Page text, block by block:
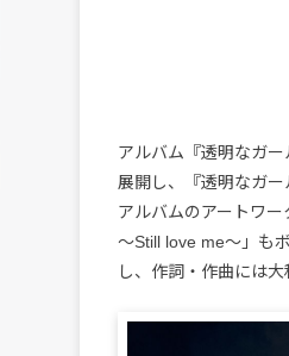
アルバム『透明なガ
展開し、『透明なガ
アルバムのアートワ
〜Still love me〜」も
し、作詞・作曲には大